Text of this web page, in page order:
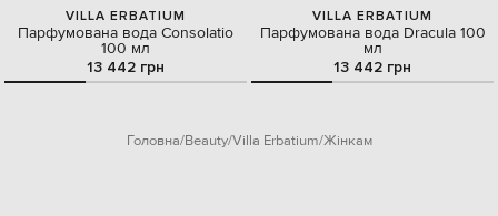
VILLA ERBATIUM
Парфумована вода Consolatio
100 мл
13 442 грн
VILLA ERBATIUM
Парфумована вода Dracula 100
мл
13 442 грн
Головна Beauty Villa Erbatium Жінкам